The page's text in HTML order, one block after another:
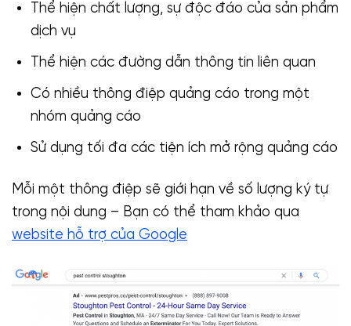
Thể hiện chất lượng, sự độc đáo của sản phẩm
dịch vụ
Thể hiện các đường dẫn thông tin liên quan
Có nhiều thông điệp quảng cáo trong một
nhóm quảng cáo
Sử dụng tối đa các tiện ích mở rộng quảng cáo
Mỗi một thông điệp sẽ giới hạn về số lượng ký tự
trong nội dung – Bạn có thể tham khảo qua
website hỗ trợ của Google